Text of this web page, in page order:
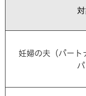
妊婦の夫（パート